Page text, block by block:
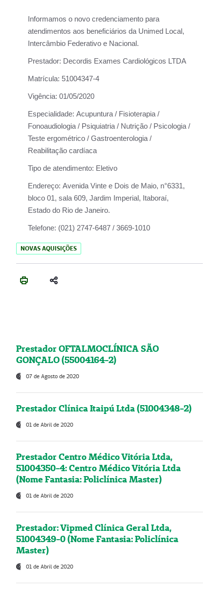
Informamos o novo credenciamento para
atendimentos aos beneficiários da Unimed Local,
Intercâmbio Federativo e Nacional.
Prestador: Decordis Exames Cardiológicos LTDA
Matrícula: 51004347-4
Vigência: 01/05/2020
Especialidade: Acupuntura / Fisioterapia /
Fonoaudiologia / Psiquiatria / Nutrição / Psicologia /
Teste ergométrico / Gastroenterologia /
Reabilitação cardíaca
Tipo de atendimento: Eletivo
Endereço: Avenida Vinte e Dois de Maio, n°6331,
bloco 01, sala 609, Jardim Imperial, Itaboraí,
Estado do Rio de Janeiro.
Telefone: (021) 2747-6487 / 3669-1010
NOVAS AQUISIÇÕES
Prestador OFTALMOCLÍNICA SÃO
GONÇALO (55004164-2)
07 de Agosto de 2020
Prestador Clínica Itaipú Ltda (51004348-2)
01 de Abril de 2020
Prestador Centro Médico Vitória Ltda,
51004350-4: Centro Médico Vitória Ltda
(Nome Fantasia: Policlínica Master)
01 de Abril de 2020
Prestador: Vipmed Clínica Geral Ltda,
51004349-0 (Nome Fantasia: Policlínica
Master)
01 de Abril de 2020